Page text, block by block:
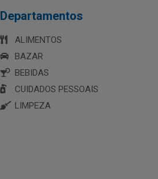
Departamentos
ALIMENTOS
BAZAR
BEBIDAS
CUIDADOS PESSOAIS
LIMPEZA